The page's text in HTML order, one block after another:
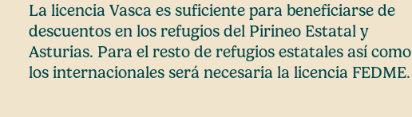
La licencia Vasca es suficiente para beneficiarse de
descuentos en los refugios del Pirineo Estatal y
Asturias. Para el resto de refugios estatales así como
los internacionales será necesaria la licencia FEDME.